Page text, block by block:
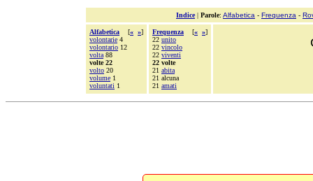
Indice| Parole: Alfabetica - Frequenza -
Alfabetica [« »]
volontarie 4
volontario 12
volta 88
volte 22
volto 20
volume 1
voluntati 1
Frequenza [« »]
22 unito
22 vincolo
22 viventi
22 volte
21 abita
21 alcuna
21 amati